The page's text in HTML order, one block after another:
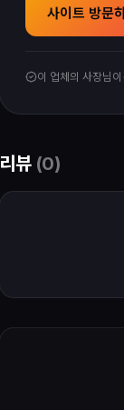
사이트 방문
이 업체의 사장님
리뷰 (0)